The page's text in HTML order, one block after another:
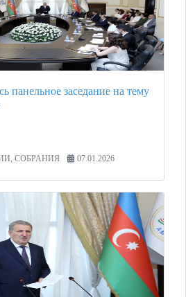
панельное заседание на тему
СОБРАНИЯ 07.01.2026